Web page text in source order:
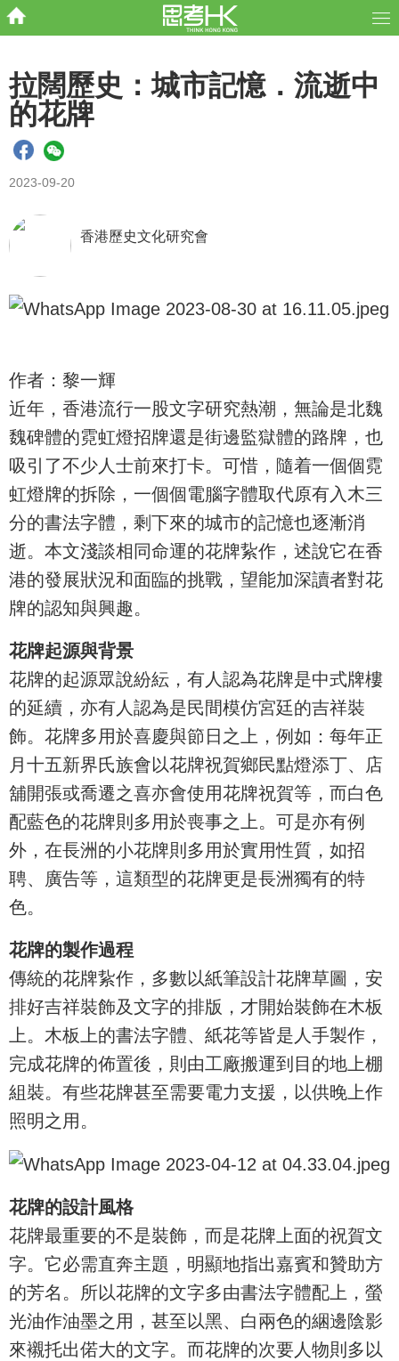
拉闊歷史：城市記憶．流逝中
的花牌
2023-09-20
香港歷史文化研究會
作者：黎一輝
近年，香港流行一股文字研究熱潮，無論是北魏
魏碑體的霓虹燈招牌還是街邊監獄體的路牌，也
吸引了不少人士前來打卡。可惜，隨着一個個霓
虹燈牌的拆除，一個個電腦字體取代原有入木三
分的書法字體，剩下來的城市的記憶也逐漸消
逝。本文淺談相同命運的花牌紥作，述說它在香
港的發展狀況和面臨的挑戰，望能加深讀者對花
牌的認知與興趣。
花牌起源與背景
花牌的起源眾說紛紜，有人認為花牌是中式牌樓
的延續，亦有人認為是民間模仿宮廷的吉祥裝
飾。花牌多用於喜慶與節日之上，例如：每年正
月十五新界氏族會以花牌祝賀鄉民點燈添丁、店
舖開張或喬遷之喜亦會使用花牌祝賀等，而白色
配藍色的花牌則多用於喪事之上。可是亦有例
外，在長洲的小花牌則多用於實用性質，如招
聘、廣告等，這類型的花牌更是長洲獨有的特
色。
花牌的製作過程
傳統的花牌紥作，多數以紙筆設計花牌草圖，安
排好吉祥裝飾及文字的排版，才開始裝飾在木板
上。木板上的書法字體、紙花等皆是人手製作，
完成花牌的佈置後，則由工廠搬運到目的地上棚
組裝。有些花牌甚至需要電力支援，以供晚上作
照明之用。
花牌的設計風格
花牌最重要的不是裝飾，而是花牌上面的祝賀文
字。它必需直奔主題，明顯地指出嘉賓和贊助方
的芳名。所以花牌的文字多由書法字體配上，螢
光油作油墨之用，甚至以黑、白兩色的綑邊陰影
來襯托出偌大的文字。而花牌的次要人物則多以